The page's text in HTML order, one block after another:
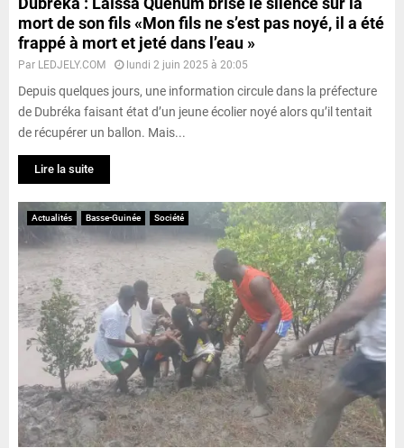
mort de son fils «Mon fils ne s’est pas noyé, il a été
frappé à mort et jeté dans l’eau »
Par LEDJELY.COM lundi 2 juin 2025 à 20:05
Depuis quelques jours, une information circule dans la préfecture
de Dubréka faisant état d’un jeune écolier noyé alors qu’il tentait
de récupérer un ballon. Mais...
Lire la suite
Actualités Basse-Guinée Société